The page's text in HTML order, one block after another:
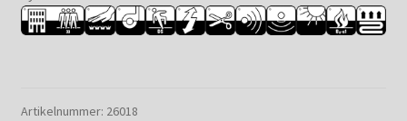
Artikelnummer: 26018